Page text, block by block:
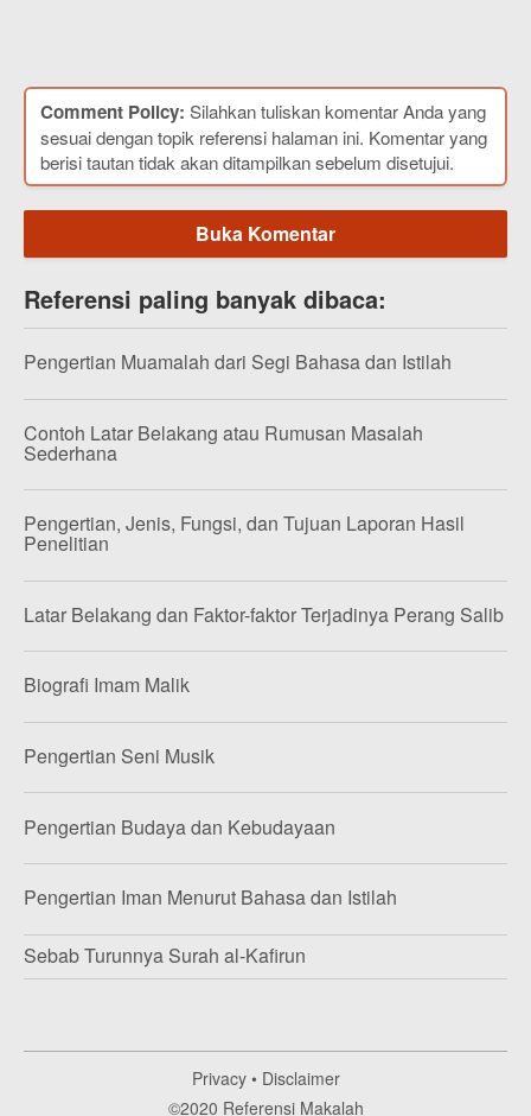
Comment Policy: Silahkan tuliskan komentar Anda yang
sesuai dengan topik referensi halaman ini. Komentar yang
berisi tautan tidak akan ditampilkan sebelum disetujui.
Buka Komentar
Referensi paling banyak dibaca:
Pengertian Muamalah dari Segi Bahasa dan Istilah
Contoh Latar Belakang atau Rumusan Masalah
Sederhana
Pengertian, Jenis, Fungsi, dan Tujuan Laporan Hasil
Penelitian
Latar Belakang dan Faktor-faktor Terjadinya Perang Salib
Biografi Imam Malik
Pengertian Seni Musik
Pengertian Budaya dan Kebudayaan
Pengertian Iman Menurut Bahasa dan Istilah
Sebab Turunnya Surah al-Kafirun
Privacy• Disclaimer
©2020 Referensi Makalah